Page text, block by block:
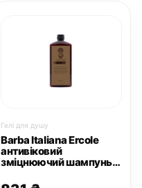
Гелі для душу
Barba Italiana Ercole
антивіковий
зміцнюючий шампунь
мл